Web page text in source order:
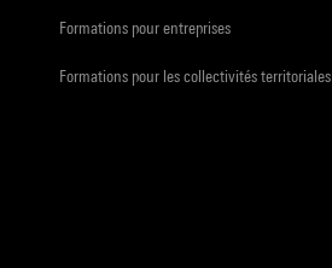
Formations pour entreprises
Formations pour les collectivités territoriales